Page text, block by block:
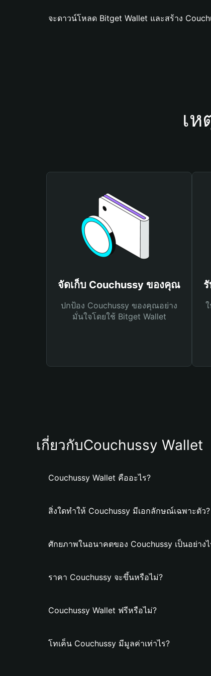
จะดาวน์โหลด Bitget Wallet และสร้าง
เ
จัดเก็บ Couchussy ของคุณ
ปกป้อง Couchussy ของคุณอย่าง
มั่นใจโดยใช้ Bitget Wallet
เกี่ยวกับCouchussy Wallet
Couchussy Wallet คืออะไร?
สิ่งใดทำให้ Couchussy มีเอกลักษณ์เฉพาะตัว?
ศักยภาพในอนาคตของ Couchussy เป็นอย่างไ
ราคา Couchussy จะขึ้นหรือไม่?
Couchussy Wallet ฟรีหรือไม่?
โทเค็น Couchussy มีมูลค่าเท่าไร?